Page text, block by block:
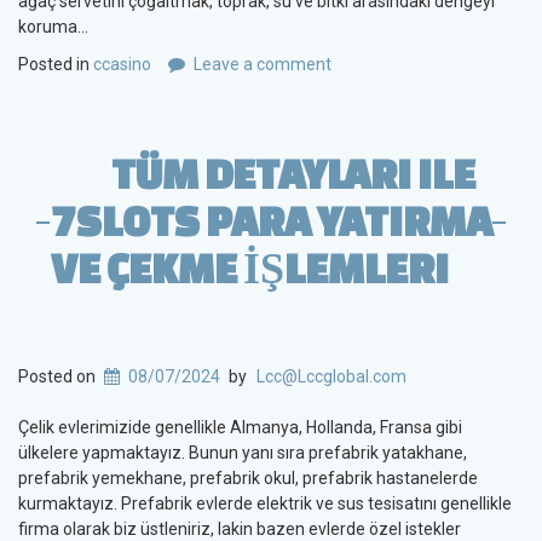
koruma…
Posted in ccasino Leave a comment
TÜM DETAYLARI ILE
7SLOTS PARA YATIRMA
VE ÇEKME İŞLEMLERI
Posted on 08/07/2024 by Lcc@Lccglobal.com
Çelik evlerimizide genellikle Almanya, Hollanda, Fransa gibi
ülkelere yapmaktayız. Bunun yanı sıra prefabrik yatakhane,
prefabrik yemekhane, prefabrik okul, prefabrik hastanelerde
kurmaktayız. Prefabrik evlerde elektrik ve sus tesisatını genellikle
firma olarak biz üstleniriz, lakin bazen evlerde özel istekler